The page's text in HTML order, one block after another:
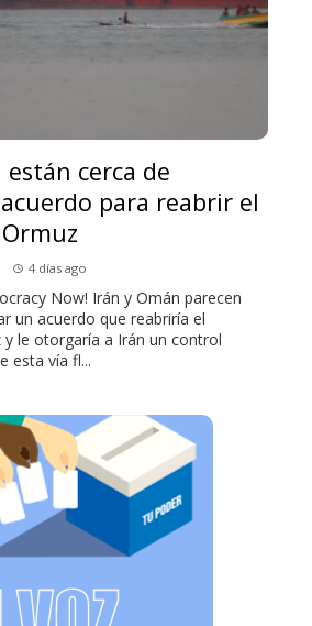
cerca de
para reabrir el
4 días ago
Now! Irán y Omán parecen
un acuerdo que reabriría el
le otorgaría a Irán un control
esta vía fl...